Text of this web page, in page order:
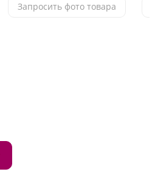
Запросить фото товара